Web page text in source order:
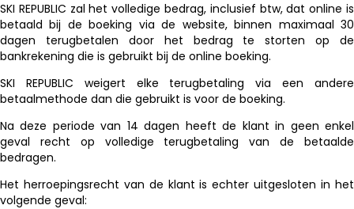
SKI REPUBLIC zal het volledige bedrag, inclusief btw, dat online is
betaald bij de boeking via de website, binnen maximaal 30
dagen terugbetalen door het bedrag te storten op de
bankrekening die is gebruikt bij de online boeking.
SKI REPUBLIC weigert elke terugbetaling via een andere
betaalmethode dan die gebruikt is voor de boeking.
Na deze periode van 14 dagen heeft de klant in geen enkel
geval recht op volledige terugbetaling van de betaalde
bedragen.
Het herroepingsrecht van de klant is echter uitgesloten in het
volgende geval: